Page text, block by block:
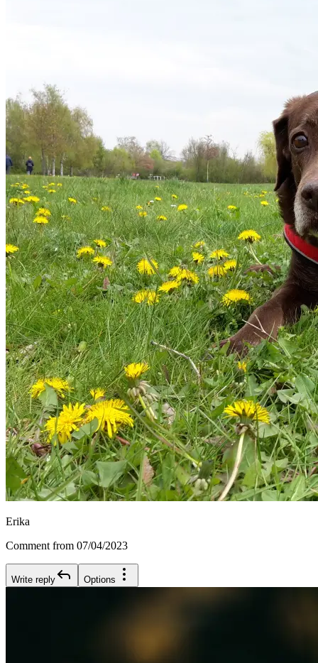
Erika
Comment from 07/04/2023
Write reply Options